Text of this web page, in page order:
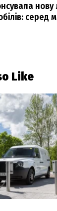
нову
серед
Like